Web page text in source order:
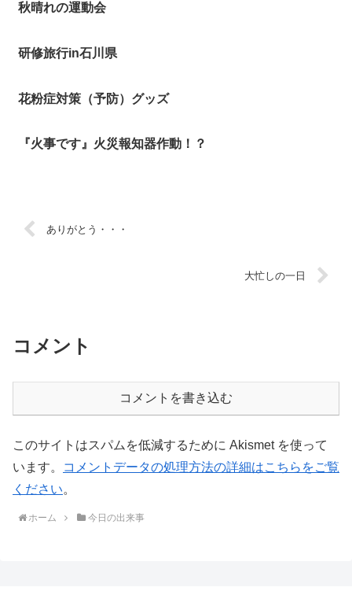
秋晴れの運動会
研修旅行in石川県
花粉症対策（予防）グッズ
『火事です』火災報知器作動！？
ありがとう・・・
大忙しの一日
コメント
コメントを書き込む
このサイトはスパムを低減するために Akismet を使って
います。
コメントデータの処理方法の詳細はこちらをご覧
ください。
ホーム 今日の出来事